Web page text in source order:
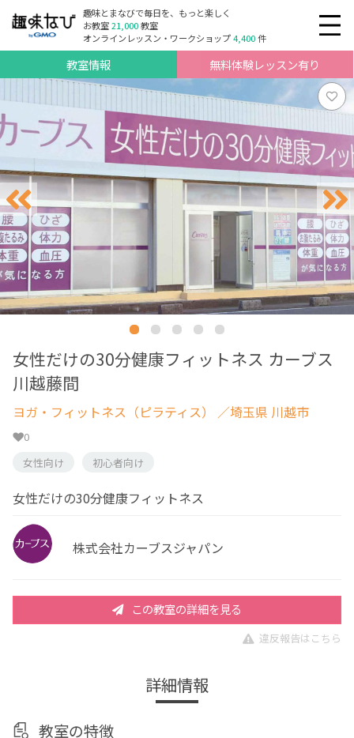
趣味とまなびで毎日を、もっと楽しく
お教室21,000教室
オンラインレッスン・ワークショップ4,400件
教室情報 無料体験レッスン有り
女性だけの30分健康フィットネス カーブス
川越藤間
ヨガ・フィットネス（ピラティス） ／埼玉県 川越市
0
女性向け
初心者向け
女性だけの30分健康フィットネス
株式会社カーブスジャパン
この教室の詳細を見る
違反報告はこちら
詳細情報
教室の特徴